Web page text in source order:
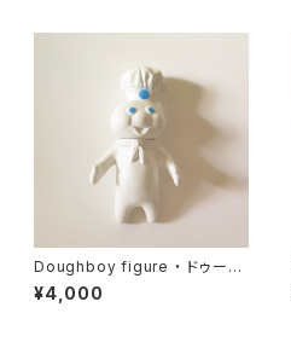
Doughboy figure ・ ドゥーボ
ーイ フィギア U.S.A
¥4,000